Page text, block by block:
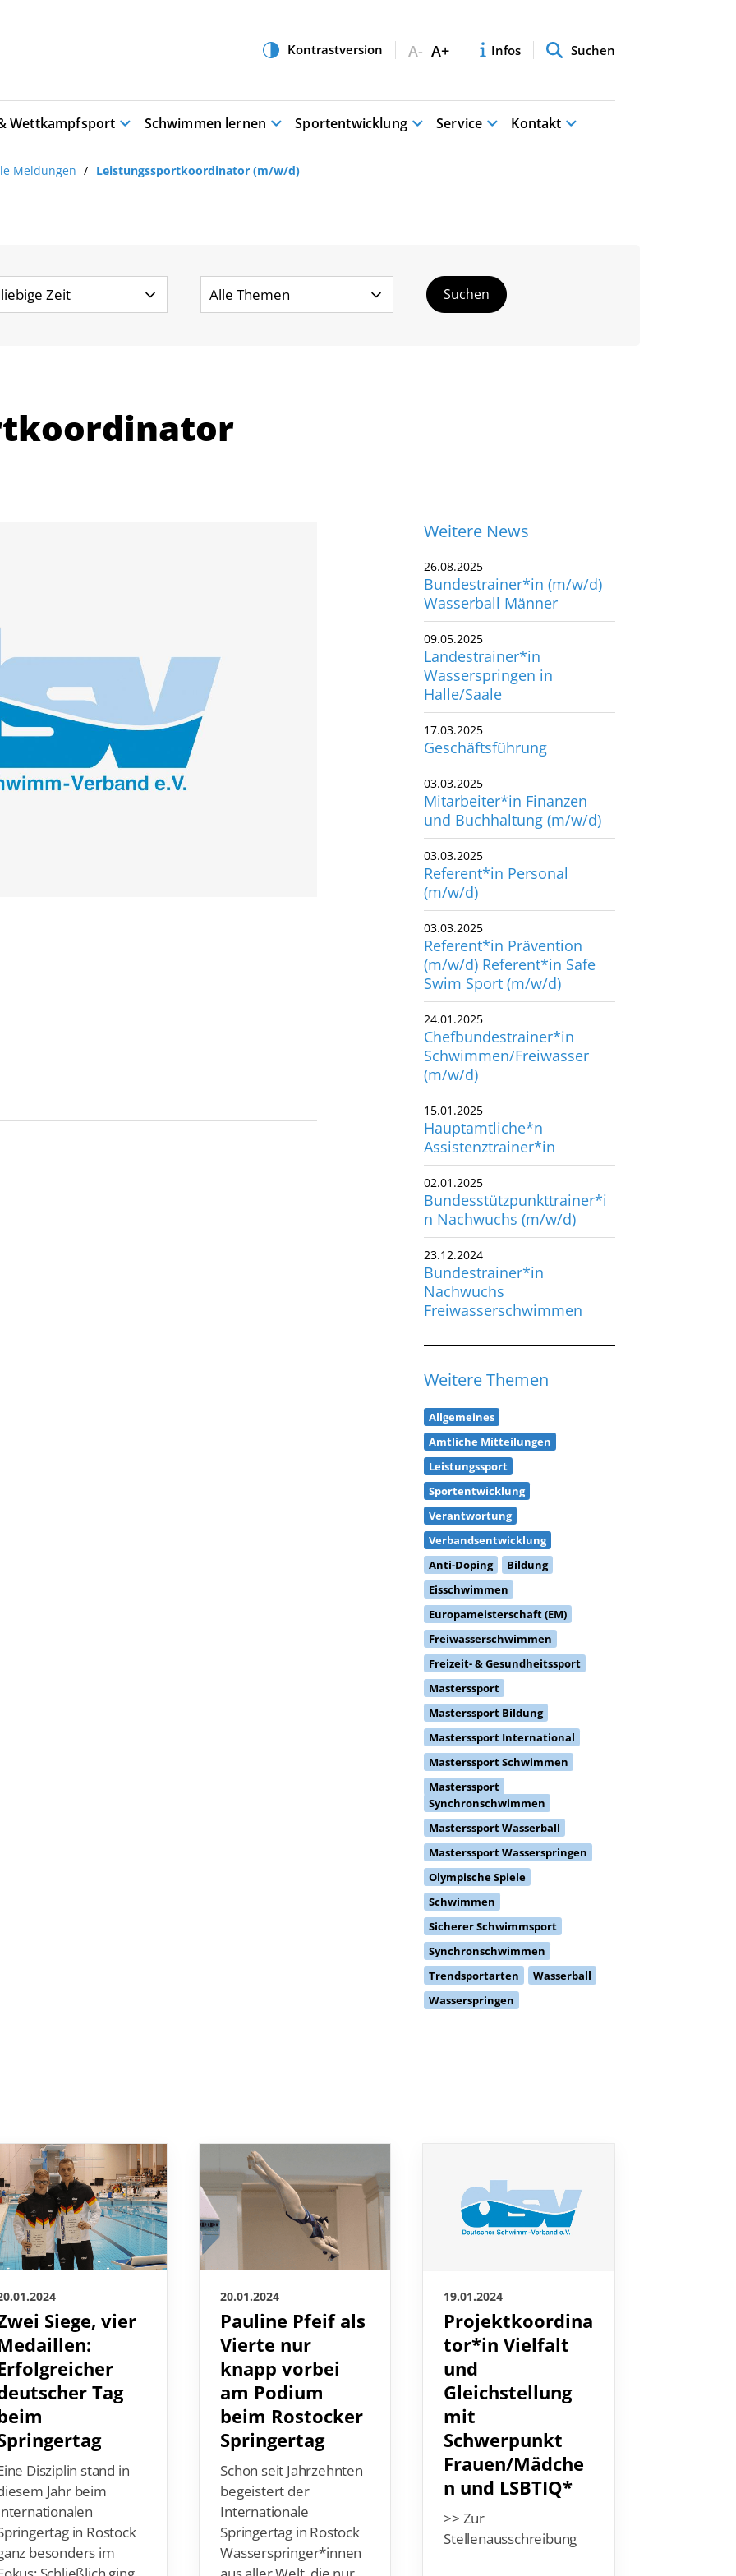
A- A+ Infos Suchen
Wettkampfsport Schwimmen lernen Sportentwicklung Service Kontakt
Meldungen Leistungssportkoordinator (m/w/d)
Weitere News
26.08.2025
Bundestrainer*in (m/w/d)
Wasserball Männer
09.05.2025
Landestrainer*in
Wasserspringen in
Halle/Saale
17.03.2025
Geschäftsführung
03.03.2025
Mitarbeiter*in Finanzen
und Buchhaltung (m/w/d)
03.03.2025
Referent*in Personal
(m/w/d)
03.03.2025
Referent*in Prävention
(m/w/d) Referent*in Safe
Swim Sport (m/w/d)
24.01.2025
Chefbundestrainer*in
Schwimmen/Freiwasser
(m/w/d)
15.01.2025
Hauptamtliche*n
Assistenztrainer*in
02.01.2025
Bundesstützpunkttrainer*i
n Nachwuchs (m/w/d)
23.12.2024
Bundestrainer*in
Nachwuchs
Freiwasserschwimmen
Weitere Themen
Allgemeines
Amtliche Mitteilungen
Leistungssport
Sportentwicklung
Verantwortung
Verbandsentwicklung
Anti-Doping
Bildung
Eisschwimmen
Europameisterschaft (EM)
Freiwasserschwimmen
Freizeit- & Gesundheitssport
Masterssport
Masterssport Bildung
Masterssport International
Masterssport Schwimmen
Masterssport
Synchronschwimmen
Masterssport Wasserball
Masterssport Wasserspringen
Olympische Spiele
Schwimmen
Sicherer Schwimmsport
Synchronschwimmen
Trendsportarten
Wasserball
Wasserspringen
Siege, vier
Tag
Disziplin stand in
Jahr beim
in Rostock
besonders im
20.01.2024
Pauline Pfeif als
Vierte nur
knapp vorbei
am Podium
beim Rostocker
Springertag
Schon seit Jahrzehnten
begeistert der
Internationale
Springertag in Rostock
Wasserspringer*innen
19.01.2024
Projektkoordina
tor*in Vielfalt
und
Gleichstellung
mit
Schwerpunkt
Frauen/Mädche
n und LSBTIQ*
>> Zur
Stellenausschreibung
Abteilungen
Schwimmen
Freiwasserschwimmen
Deutscher Schwimm-Verband e.V.
Korbacher Straße 93
D-34132 Kassel
Fax: +49 561 94083-15
info@dsv.de